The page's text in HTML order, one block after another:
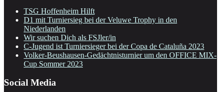
TSG Hoffenheim Hilft
D1 mit Turniersieg bei der Veluwe Trophy in den
Niederlanden
Wir suchen Dich als FSJler/in
C-Jugend ist Turniersieger bei der Copa de Cataluña 2023
Volker-Beushausen-Gedächtnisturnier um den OFFICE MIX-
Cup Sommer 2023
Social Media